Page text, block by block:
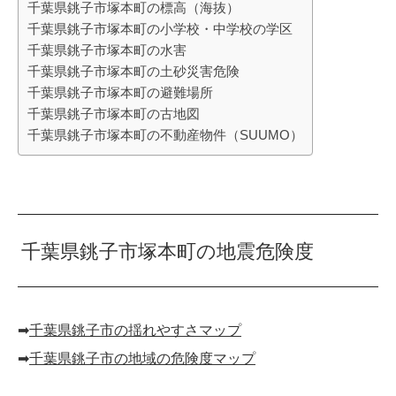
千葉県銚子市塚本町の標高（海抜）
千葉県銚子市塚本町の小学校・中学校の学区
千葉県銚子市塚本町の水害
千葉県銚子市塚本町の土砂災害危険
千葉県銚子市塚本町の避難場所
千葉県銚子市塚本町の古地図
千葉県銚子市塚本町の不動産物件（SUUMO）
千葉県銚子市塚本町の地震危険度
➡︎千葉県銚子市の揺れやすさマップ
➡︎千葉県銚子市の地域の危険度マップ